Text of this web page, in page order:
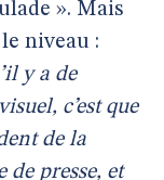
». Mais
niveau :
y a de
c’est que
de la
presse, et